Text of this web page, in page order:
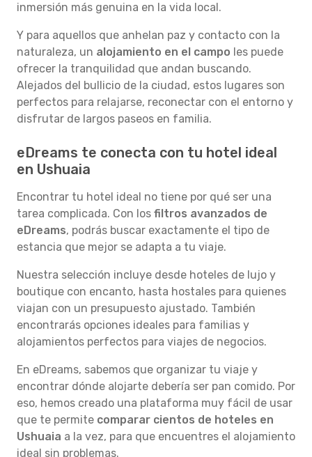
inmersión más genuina en la vida local.
Y para aquellos que anhelan paz y contacto con la
naturaleza, un alojamiento en el campo les puede
ofrecer la tranquilidad que andan buscando.
Alejados del bullicio de la ciudad, estos lugares son
perfectos para relajarse, reconectar con el entorno y
disfrutar de largos paseos en familia.
eDreams te conecta con tu hotel ideal
en Ushuaia
Encontrar tu hotel ideal no tiene por qué ser una
tarea complicada. Con los filtros avanzados de
eDreams, podrás buscar exactamente el tipo de
estancia que mejor se adapta a tu viaje.
Nuestra selección incluye desde hoteles de lujo y
boutique con encanto, hasta hostales para quienes
viajan con un presupuesto ajustado. También
encontrarás opciones ideales para familias y
alojamientos perfectos para viajes de negocios.
En eDreams, sabemos que organizar tu viaje y
encontrar dónde alojarte debería ser pan comido. Por
eso, hemos creado una plataforma muy fácil de usar
que te permite comparar cientos de hoteles en
Ushuaia a la vez, para que encuentres el alojamiento
ideal sin problemas.